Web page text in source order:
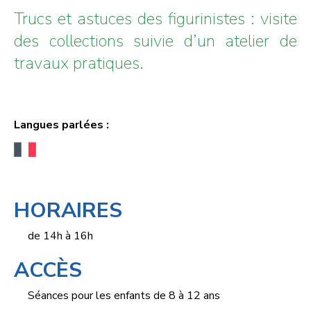
Trucs et astuces des figurinistes : visite
des collections suivie d’un atelier de
travaux pratiques.
Langues parlées :
HORAIRES
de 14h à 16h
ACCÈS
Séances pour les enfants de 8 à 12 ans